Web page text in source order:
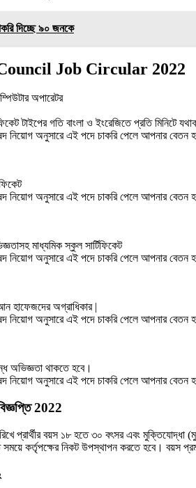
দিচ্ছে ৯০ জনকে
Job Circular 2022
অপারেটর
টাইপের গতি বাংলা ও ইংরেজিতে প্রতি মিনিটে
নিয়োগ অনুসারে এই পদে চাকরি পেলে আপনার
নিয়োগ অনুসারে এই পদে চাকরি পেলে আপনার
মাধ্যমিক স্কুল সার্টিফিকেট
নিয়োগ অনুসারে এই পদে চাকরি পেলে আপনার
হাফেজদের অগ্রাধিকার |
নিয়োগ অনুসারে এই পদে চাকরি পেলে আপনার
অভিজ্ঞতা থাকতে হবে।
নিয়োগ অনুসারে এই পদে চাকরি পেলে আপনার
2022
প্রার্থীর বয়স ১৮ হতে ৩০ বৎসর এবং মুক্তিযােদ্ধা
সময়ে কর্তৃপক্ষের নিকট উপস্থাপন করতে হবে। বয়স